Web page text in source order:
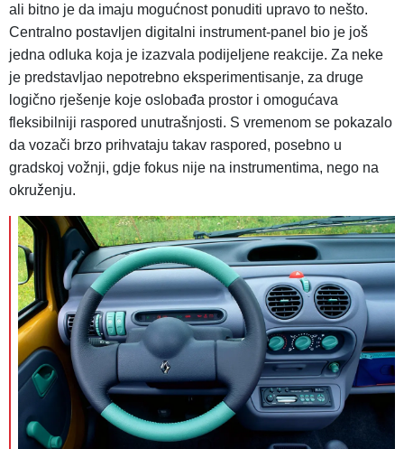
ali bitno je da imaju mogućnost ponuditi upravo to nešto.
Centralno postavljen digitalni instrument-panel bio je još
jedna odluka koja je izazvala podijeljene reakcije. Za neke
je predstavljao nepotrebno eksperimentisanje, za druge
logično rješenje koje oslobađa prostor i omogućava
fleksibilniji raspored unutrašnjosti. S vremenom se pokazalo
da vozači brzo prihvataju takav raspored, posebno u
gradskoj vožnji, gdje fokus nije na instrumentima, nego na
okruženju.